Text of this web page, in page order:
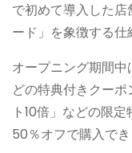
で初めて導入した
ード」を象徴する仕
オープニング期間
どの特典付きクー
ト10倍」などの限
50％オフで購入でき